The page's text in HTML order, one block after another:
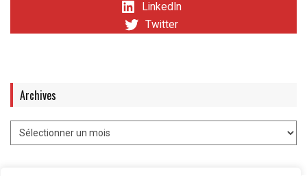
LinkedIn
Twitter
Archives